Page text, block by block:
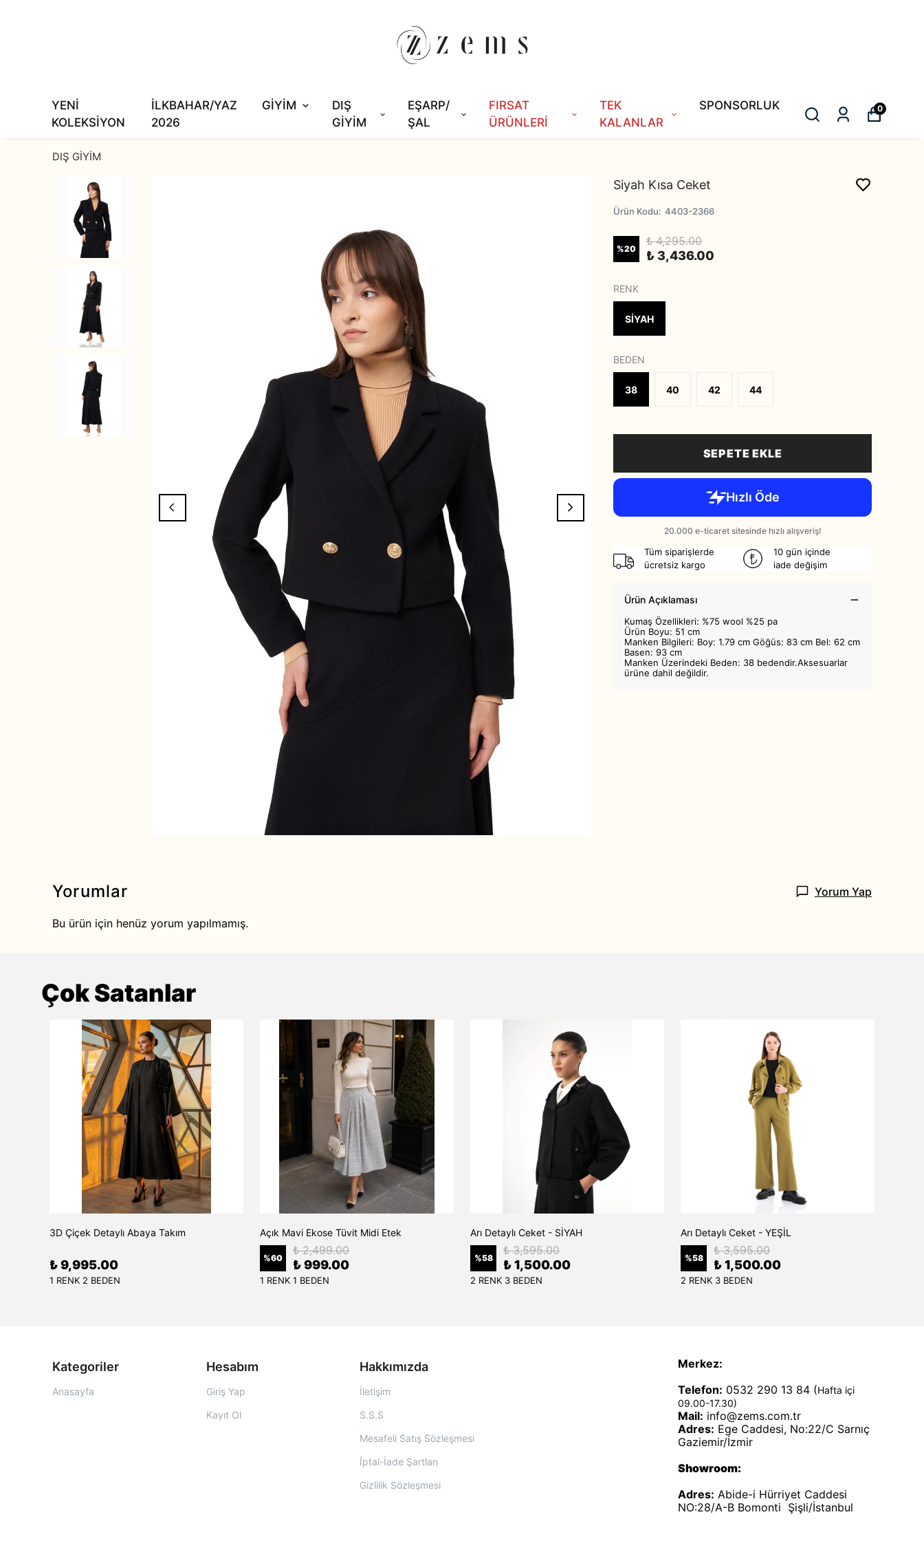
YENİ
KOLEKSİYON
İLKBAHAR/YAZ
2026
GİYİM
DIŞ
GİYİM
EŞARP/
ŞAL
FIRSAT
ÜRÜNLERİ
TEK
KALANLAR
SPONSORLUK 0
DIŞ GİYİM
Siyah Kısa Ceket
Ürün Kodu: 4403-2366
%20
₺ 4,295.00
₺ 3,436.00
RENK
SİYAH
BEDEN
38 40 42 44
SEPETE EKLE
Tüm siparişlerde
ücretsiz kargo
10 gün içinde
iade değişim
Ürün Açıklaması
Kumaş Özellikleri: %75 wool %25 pa
Ürün Boyu: 51 cm
Manken Bilgileri: Boy: 1.79 cm Göğüs: 83 cm Bel: 62 cm
Basen: 93 cm
Manken Üzerindeki Beden: 38 bedendir.Aksesuarlar
ürüne dahil değildir.
Yorumlar Yorum Yap
Bu ürün için henüz yorum yapılmamış.
Çok Satanlar
3D Çiçek Detaylı Abaya Takım
₺ 9,995.00
1 RENK 2 BEDEN
Açık Mavi Ekose Tüvit Midi Etek
%60
₺ 2,499.00
₺ 999.00
1 RENK 1 BEDEN
Arı Detaylı Ceket - SİYAH
%58
₺ 3,595.00
₺ 1,500.00
2 RENK 3 BEDEN
Arı Detaylı Ceket - YEŞİL
%58
₺ 3,595.00
₺ 1,500.00
2 RENK 3 BEDEN
Kategoriler
Anasayfa
Hesabım
Giriş Yap
Kayıt Ol
Hakkımızda
İletişim
S.S.S
Mesafeli Satış Sözleşmesi
İptal-İade Şartları
Gizlilik Sözleşmesi
Merkez:
Telefon: 0532 290 13 84 (Hafta içi
09.00-17.30)
Mail: info@zems.com.tr
Adres: Ege Caddesi, No:22/C Sarnıç
Gaziemir/İzmir
Showroom:
Adres: Abide-i Hürriyet Caddesi
NO:28/A-B Bomonti Şişli/İstanbul